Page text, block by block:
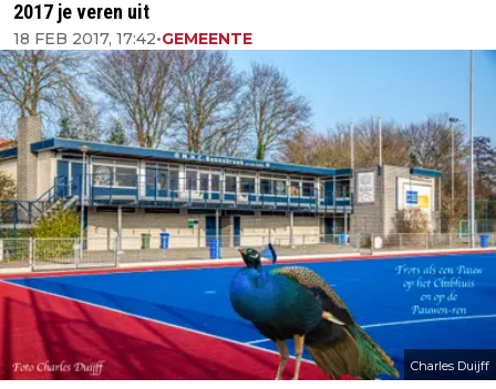
2017 je veren uit
18 FEB 2017, 17:42•GEMEENTE
Charles Duijff